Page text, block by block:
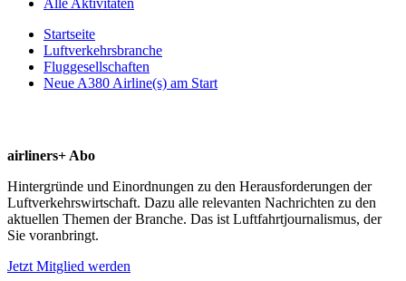
Startseite
Luftverkehrsbranche
Fluggesellschaften
Neue A380 Airline(s) am Start
airliners+ Abo
Hintergründe und Einordnungen zu den Herausforderungen der
Luftverkehrswirtschaft. Dazu alle relevanten Nachrichten zu den
aktuellen Themen der Branche. Das ist Luftfahrtjournalismus, der
Sie voranbringt.
Jetzt Mitglied werden